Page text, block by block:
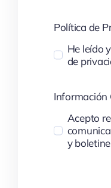
Política de
He leído
de
Información
Acepto
y